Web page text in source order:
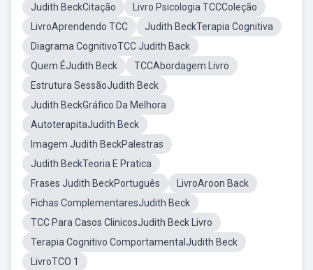
Judith BeckCitação
Livro Psicologia TCCColeção
LivroAprendendo TCC
Judith BeckTerapia Cognitiva
Diagrama CognitivoTCC Judith Back
Quem ÉJudith Beck
TCCAbordagem Livro
Estrutura SessãoJudith Beck
Judith BeckGráfico Da Melhora
AutoterapitaJudith Beck
Imagem Judith BeckPalestras
Judith BeckTeoria E Pratica
Frases Judith BeckPortuguês
LivroAroon Back
Fichas ComplementaresJudith Beck
TCC Para Casos ClinicosJudith Beck Livro
Terapia Cognitivo ComportamentalJudith Beck
LivroTCO 1